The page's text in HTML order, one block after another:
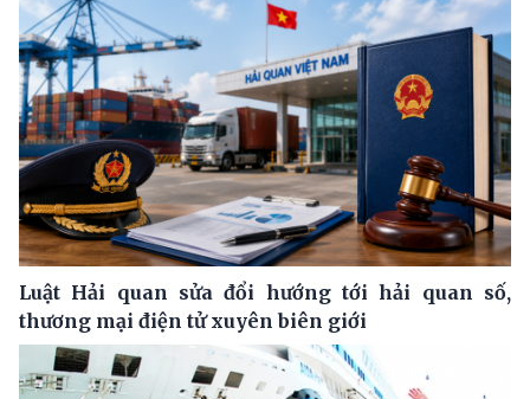
Luật Hải quan sửa đổi hướng tới hải quan số,
thương mại điện tử xuyên biên giới